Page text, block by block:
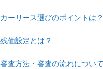
カーリース選びのポイントは？
残価設定とは？
審査方法・審査の流れについて